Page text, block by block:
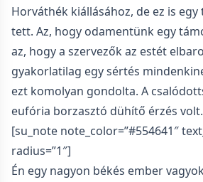
Horváthék kiállásához, de ez is
tett. Az, hogy odamentünk egy
az, hogy a szervezők az estét
gyakorlatilag egy sértés
ezt komolyan gondolta. A
eufória borzasztó dühítő érzés volt.
[su_note note_color=”#554641″
radius=”1″]
Én egy nagyon békés ember